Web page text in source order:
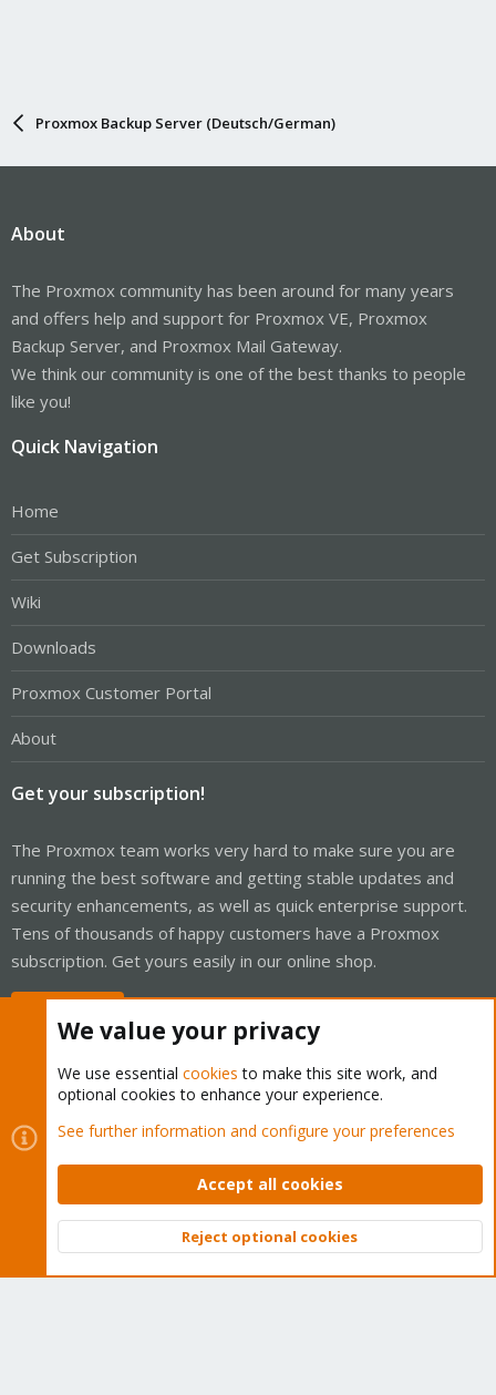
Proxmox Backup Server (Deutsch/German)
About
The Proxmox community has been around for many years
and offers help and support for Proxmox VE, Proxmox
Backup Server, and Proxmox Mail Gateway.
We think our community is one of the best thanks to people
like you!
Quick Navigation
Home
Get Subscription
Wiki
Downloads
Proxmox Customer Portal
About
Get your subscription!
The Proxmox team works very hard to make sure you are
running the best software and getting stable updates and
security enhancements, as well as quick enterprise support.
Tens of thousands of happy customers have a Proxmox
subscription. Get yours easily in our online shop.
Cookies
Proxmox Support Forum - Light Mode
Contact us
Terms and rules Privacy policy Help Home
Community platform by XenForo © 2010-2026 XenForo Ltd.
Top
We value your privacy
We use essential cookies to make this site work, and
optional cookies to enhance your experience.
See further information and configure your preferences
Accept all cookies
Reject optional cookies